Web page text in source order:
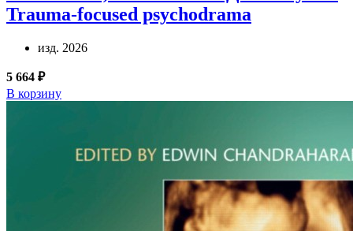
Trauma-focused psychodrama
изд. 2026
5 664 ₽
В корзину